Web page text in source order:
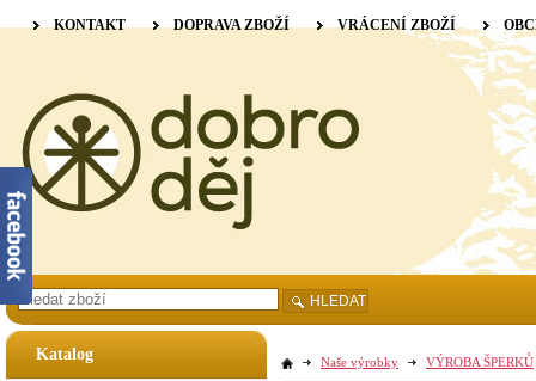
Katalog Naše výrobky VÝROBA ŠPERKŮ
KONTAKT DOPRAVA ZBOŽÍ VRÁCENÍ ZBOŽÍ
HLEDAT